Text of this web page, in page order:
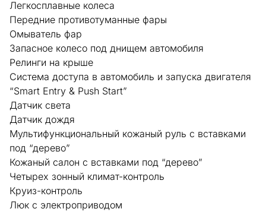
Легкосплавные колеса
Передние противотуманные фары
Омыватель фар
Запасное колесо под днищем автомобиля
Релинги на крыше
Система доступа в автомобиль и запуска двигателя
“Smart Entry & Push Start”
Датчик света
Датчик дождя
Мультифункциональный кожаный руль с вставками
под “дерево”
Кожаный салон с вставками под “дерево”
Четырех зонный климат-контроль
Круиз-контроль
Люк с электроприводом